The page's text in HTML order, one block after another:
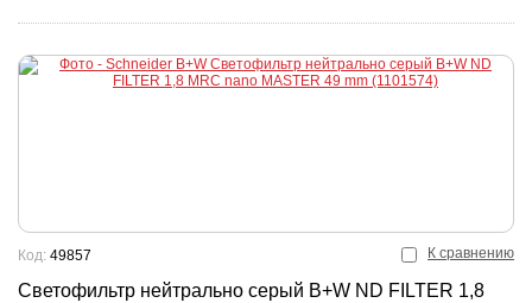
К сравнению
Светофильтр нейтрально серый B+W ND FILTER 1,8
Код: 49857